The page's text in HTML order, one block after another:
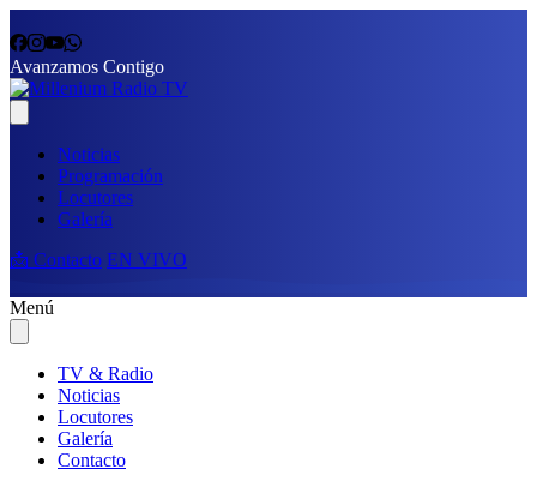
Avanzamos Contigo
Noticias
Programación
Locutores
Galería
📩 Contacto EN VIVO
Menú
TV & Radio
Noticias
Locutores
Galería
Contacto